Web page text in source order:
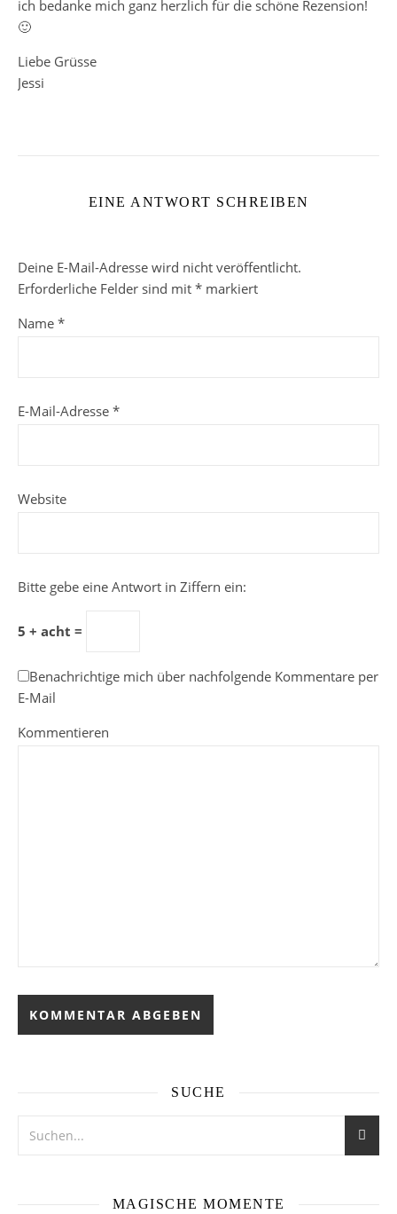
ich bedanke mich ganz herzlich für die schöne Rezension!
🙂
Liebe Grüsse
Jessi
EINE ANTWORT SCHREIBEN
Deine E-Mail-Adresse wird nicht veröffentlicht.
Erforderliche Felder sind mit * markiert
Name *
E-Mail-Adresse *
Website
Bitte gebe eine Antwort in Ziffern ein:
5 + acht =
Benachrichtige mich über nachfolgende Kommentare per
E-Mail
Kommentieren
SUCHE
MAGISCHE MOMENTE